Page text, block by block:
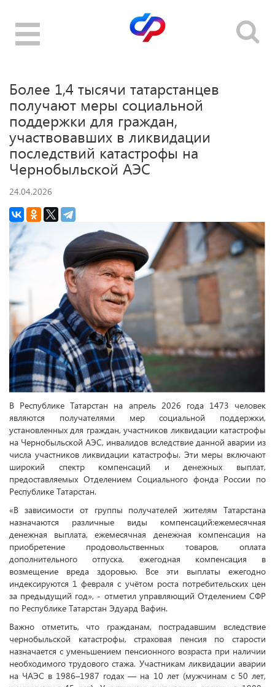
Toggle
navigation
Более 1,4 тысячи татарстанцев
получают меры социальной
поддержки для граждан,
участвовавших в ликвидации
последствий катастрофы на
Чернобыльской АЭС
24.04.2026
В Республике Татарстан на апрель 2026 года 1473 человек
являются получателями мер социальной поддержки,
установленных для граждан, участников ликвидации катастрофы
на Чернобыльской АЭС, инвалидов вследствие данной аварии из
числа участников ликвидации катастрофы. Эти меры включают
широкий спектр компенсаций и денежных выплат,
предоставляемых Отделением Социального фонда России по
Республике Татарстан.
«В зависимости от группы получателей жителям Татарстана
назначаются различные виды компенсаций:ежемесячная
денежная выплата, ежемесячная денежная компенсация на
приобретение продовольственных товаров, оплата
дополнительного отпуска, ежегодная компенсация в
возмещение вреда здоровью. Все эти выплаты ежегодно
индексируются 1 февраля с учётом роста потребительских цен
за предыдущий год», - отметил управляющий Отделением СФР
по Республике Татарстан Эдуард Вафин.
Важно отметить, что гражданам, пострадавшим вследствие
чернобыльской катастрофы, страховая пенсия по старости
назначается с уменьшением пенсионного возраста при наличии
необходимого трудового стажа. Участникам ликвидации аварии
на ЧАЭС в 1986–1987 годах — на 10 лет (мужчинам с 50 лет,